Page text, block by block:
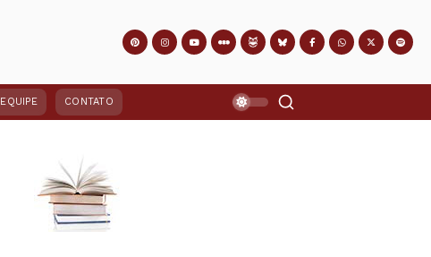
EQUIPE CONTATO